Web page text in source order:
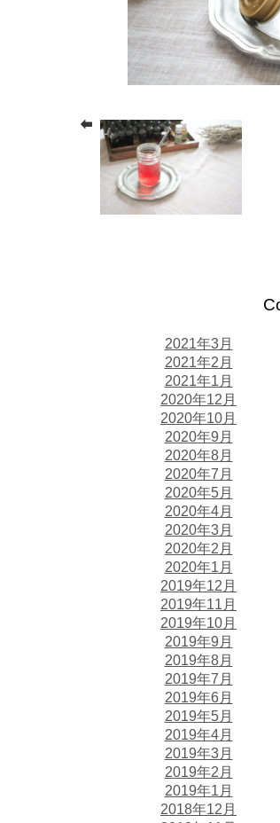
2021年3月
2021年2月
2021年1月
2020年12月
2020年10月
2020年9月
2020年8月
2020年7月
2020年5月
2020年4月
2020年3月
2020年2月
2020年1月
2019年12月
2019年11月
2019年10月
2019年9月
2019年8月
2019年7月
2019年6月
2019年5月
2019年4月
2019年3月
2019年2月
2019年1月
2018年12月